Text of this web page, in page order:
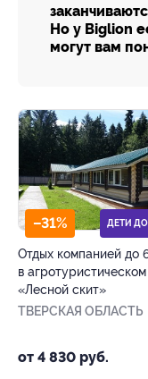
Но у Biglion
могут вам
–31%
Отдых компанией до
в
«Лесной скит»
ТВЕРСКАЯ ОБЛАСТЬ
от 4 830 руб.